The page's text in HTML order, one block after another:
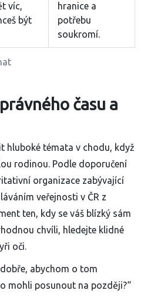
víc,
být
hranice a
potřebu
soukromí.
času a
hluboké témata v chodu, když
rodinou. Podle doporučení
organizace zabývající
veřejnosti v ČR z
ten, kdy se váš blízký sám
chvíli, hledejte klidné
oči.
abychom o tom
mohli posunout na později?“